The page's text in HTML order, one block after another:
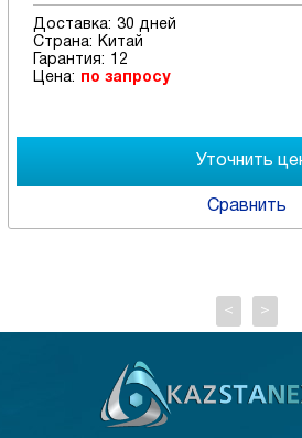
Доставка: 30 дней
Страна:
Китай
Гарантия: 12
Цена: по запросу
Сравнить
< >